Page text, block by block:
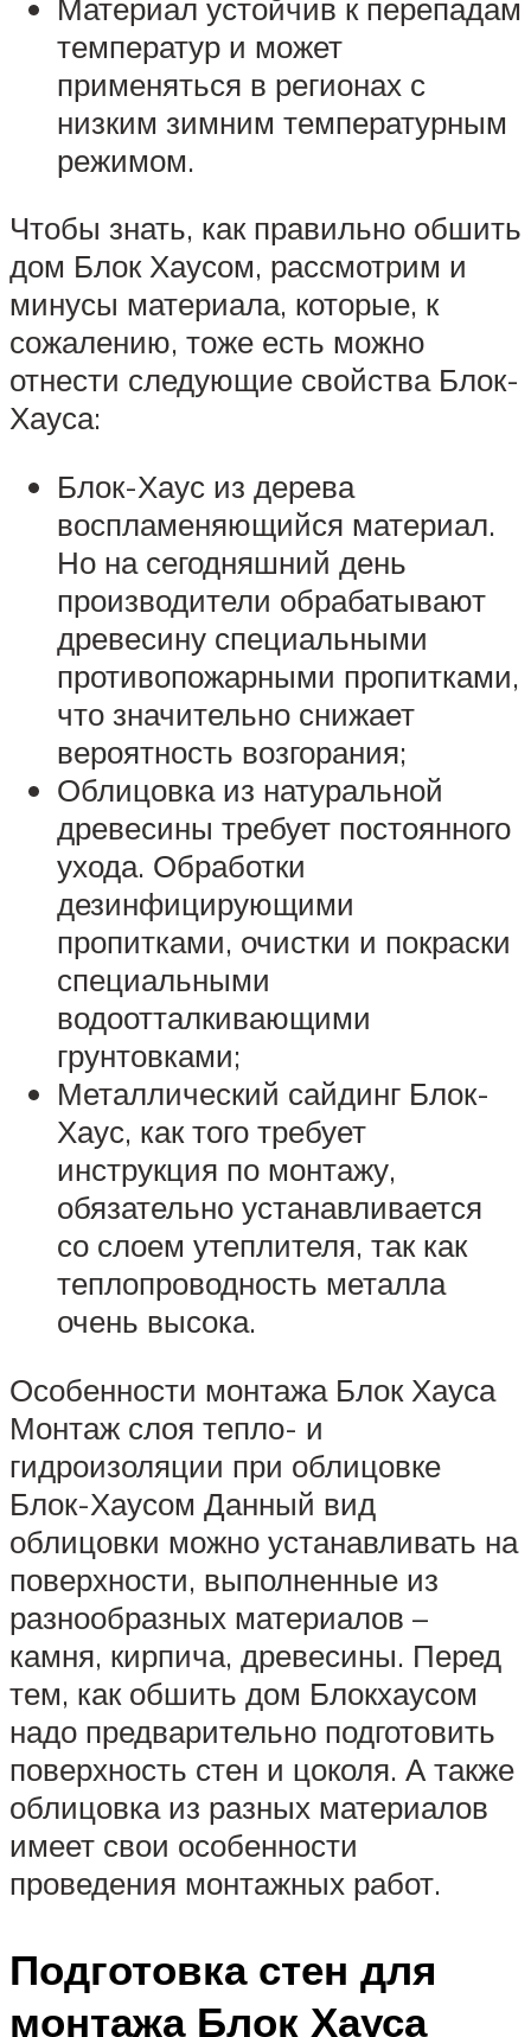
Материал устойчив к перепадам
температур и может
применяться в регионах с
низким зимним температурным
режимом.
Чтобы знать, как правильно обшить
дом Блок Хаусом, рассмотрим и
минусы материала, которые, к
сожалению, тоже есть можно
отнести следующие свойства Блок-
Хауса:
Блок-Хаус из дерева
воспламеняющийся материал.
Но на сегодняшний день
производители обрабатывают
древесину специальными
противопожарными пропитками,
что значительно снижает
вероятность возгорания;
Облицовка из натуральной
древесины требует постоянного
ухода. Обработки
дезинфицирующими
пропитками, очистки и покраски
специальными
водоотталкивающими
грунтовками;
Металлический сайдинг Блок-
Хаус, как того требует
инструкция по монтажу,
обязательно устанавливается
со слоем утеплителя, так как
теплопроводность металла
очень высока.
Особенности монтажа Блок Хауса
Монтаж слоя тепло- и
гидроизоляции при облицовке
Блок-Хаусом Данный вид
облицовки можно устанавливать на
поверхности, выполненные из
разнообразных материалов –
камня, кирпича, древесины. Перед
тем, как обшить дом Блокхаусом
надо предварительно подготовить
поверхность стен и цоколя. А также
облицовка из разных материалов
имеет свои особенности
проведения монтажных работ.
Подготовка стен для
монтажа Блок Хауса